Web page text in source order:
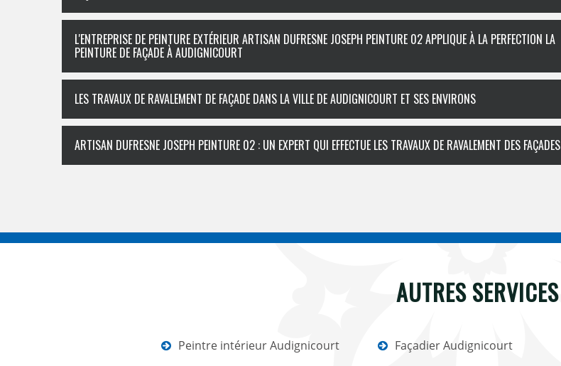
L'ENTREPRISE DE PEINTURE EXTÉRIEUR ARTISAN DUFRESNE JOSEPH PEINTURE 02 APPLIQUE À LA PERFECTION LA
PEINTURE DE FAÇADE À AUDIGNICOURT
LES TRAVAUX DE RAVALEMENT DE FAÇADE DANS LA VILLE DE AUDIGNICOURT ET SES ENVIRONS
ARTISAN DUFRESNE JOSEPH PEINTURE 02 : UN EXPERT QUI EFFECTUE LES TRAVAUX DE RAVALEMENT DES FAÇADES
AUTRES SERVICES
Peintre intérieur Audignicourt
Façadier Audignicourt